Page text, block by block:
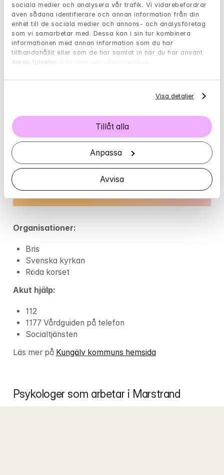
sociala medier och analysera vår trafik. Vi vidarebefordrar
även sådana identifierare och annan information från din
enhet till de sociala medier och annons- och analysföretag
som vi samarbetar med. Dessa kan i sin tur kombinera
informationen med annan information som du har
tillhandahållit eller som de har samlat in när du har använt
deras tjänster.
Visa detaljer
Tillåt alla
Anpassa
Avvisa
Marstrand vända dig?
Borde jag söka hjälp hos en
Har livet varit tungt och påfrestande den
du få en fingervisning om det är dags att söka
hjälp.
Organisationer:
Bris
Svenska kyrkan
Röda korset
Akut hjälp:
112
1177 Vårdguiden på telefon
Socialtjänsten
Läs mer på Kungälv kommuns hemsida
Psykologer som arbetar i Marstrand